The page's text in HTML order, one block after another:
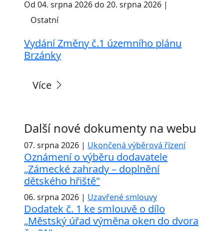
Od 04. srpna 2026 do 20. srpna 2026 |
Ostatní
Vydání Změny č.1 územního plánu
Brzánky
Více
Další nové dokumenty na webu
07. srpna 2026 | Ukončená výběrová řízení
Oznámení o výběru dodavatele
„Zámecké zahrady – doplnění
dětského hřiště"
06. srpna 2026 | Uzavřené smlouvy
Dodatek č. 1 ke smlouvě o dílo
„Městský úřad výměna oken do dvora